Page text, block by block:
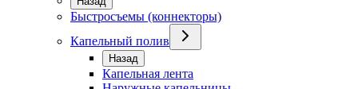
Быстросъемы (коннекторы)
Капельный полив
Назад
Капельная лента